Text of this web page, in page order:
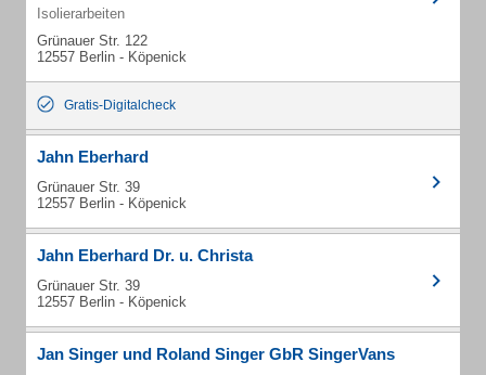
Isolierarbeiten
Grünauer Str. 122
12557 Berlin - Köpenick
Gratis-Digitalcheck
Jahn Eberhard
Grünauer Str. 39
12557 Berlin - Köpenick
Jahn Eberhard Dr. u. Christa
Grünauer Str. 39
12557 Berlin - Köpenick
Jan Singer und Roland Singer GbR SingerVans